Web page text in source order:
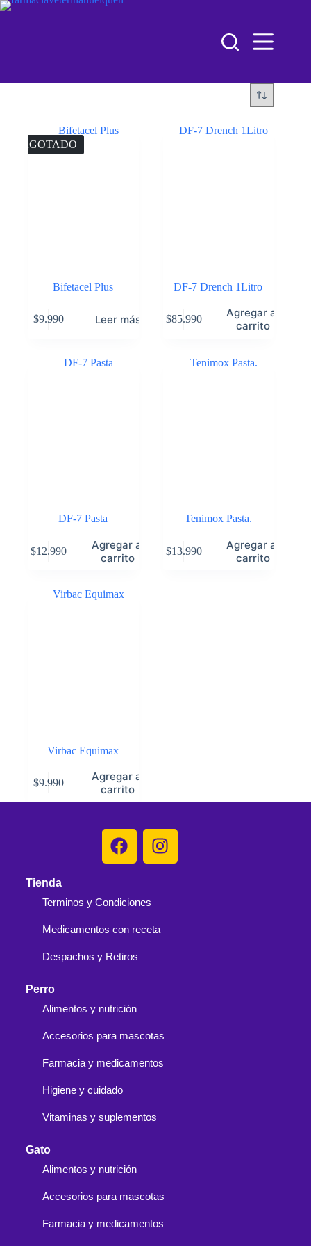
AGOTADO
Bifetacel Plus
$9.990 Leer más
DF-7 Drench 1Litro
$85.990
Agregar al
carrito
DF-7 Pasta
$12.990
Agregar al
carrito
Tenimox Pasta.
$13.990
Agregar al
carrito
Virbac Equimax
$9.990
Agregar al
carrito
Tienda
Terminos y Condiciones
Medicamentos con receta
Despachos y Retiros
Perro
Alimentos y nutrición
Accesorios para mascotas
Farmacia y medicamentos
Higiene y cuidado
Vitaminas y suplementos
Gato
Alimentos y nutrición
Accesorios para mascotas
Farmacia y medicamentos